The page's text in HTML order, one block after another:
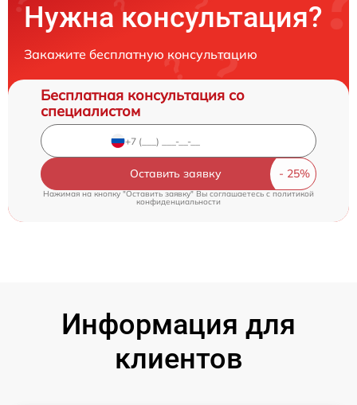
Нужна консультация?
Закажите бесплатную консультацию
Бесплатная консультация со
специалистом
Оставить заявку
Нажимая на кнопку "Оставить заявку" Вы соглашаетесь cполитикой
конфиденциальности
Информация для
клиентов